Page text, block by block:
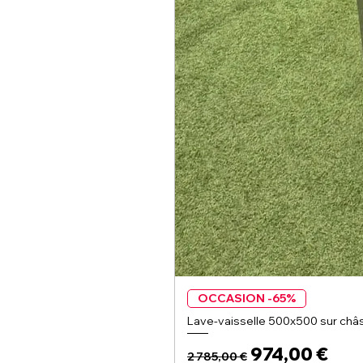
OCCASION -65%
Lave-vaisselle 500x500 sur
Prix original
2 785,00 € Prix
974,00 €